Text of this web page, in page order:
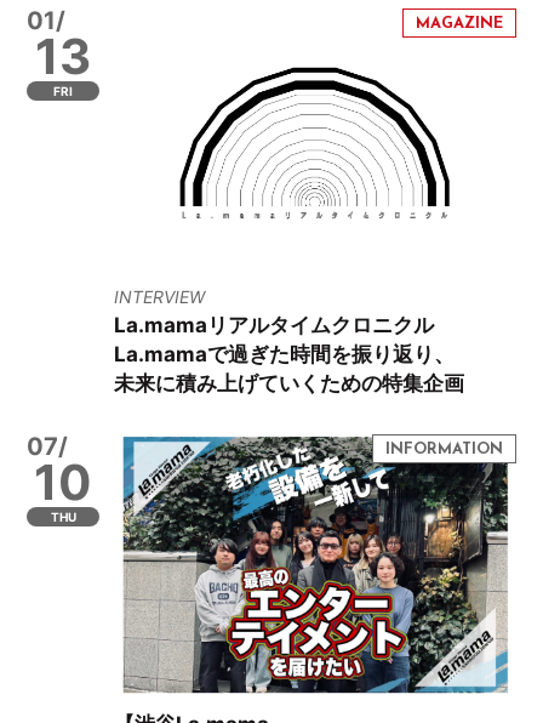
01/
13
FRI
INTERVIEW
La.mamaリアルタイムクロニクル
La.mamaで過ぎた時間を振り返り、
未来に積み上げていくための特集企画
07/
10
THU